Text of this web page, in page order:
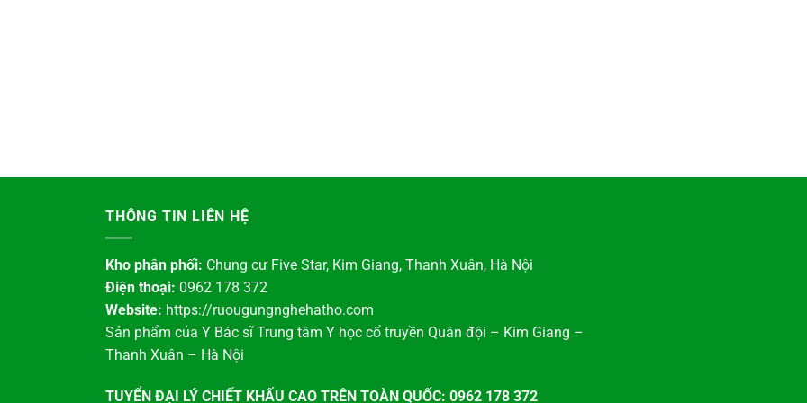
THÔNG TIN LIÊN HỆ
Kho phân phối: Chung cư Five Star, Kim Giang, Thanh Xuân, Hà Nội
Điện thoại: 0962 178 372
Website: https://ruougungnghehatho.com
Sản phẩm của Y Bác sĩ Trung tâm Y học cổ truyền Quân đội – Kim Giang –
Thanh Xuân – Hà Nội
TUYỂN ĐẠI LÝ CHIẾT KHẤU CAO TRÊN TOÀN QUỐC: 0962 178 372